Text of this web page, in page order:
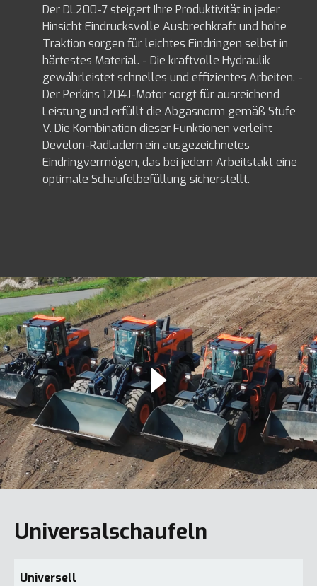
Der DL200-7 steigert Ihre Produktivität in jeder
Hinsicht Eindrucksvolle Ausbrechkraft und hohe
Traktion sorgen für leichtes Eindringen selbst in
härtestes Material. - Die kraftvolle Hydraulik
gewährleistet schnelles und effizientes Arbeiten. -
Der Perkins 1204J-Motor sorgt für ausreichend
Leistung und erfüllt die Abgasnorm gemäß Stufe
V. Die Kombination dieser Funktionen verleiht
Develon-Radladern ein ausgezeichnetes
Eindringvermögen, das bei jedem Arbeitstakt eine
optimale Schaufelbefüllung sicherstellt.
Universalschaufeln
Universell